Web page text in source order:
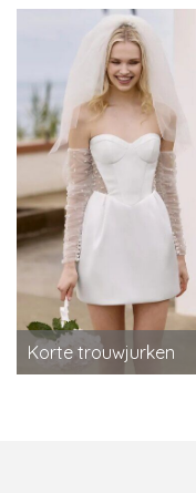
Korte trouwjurken